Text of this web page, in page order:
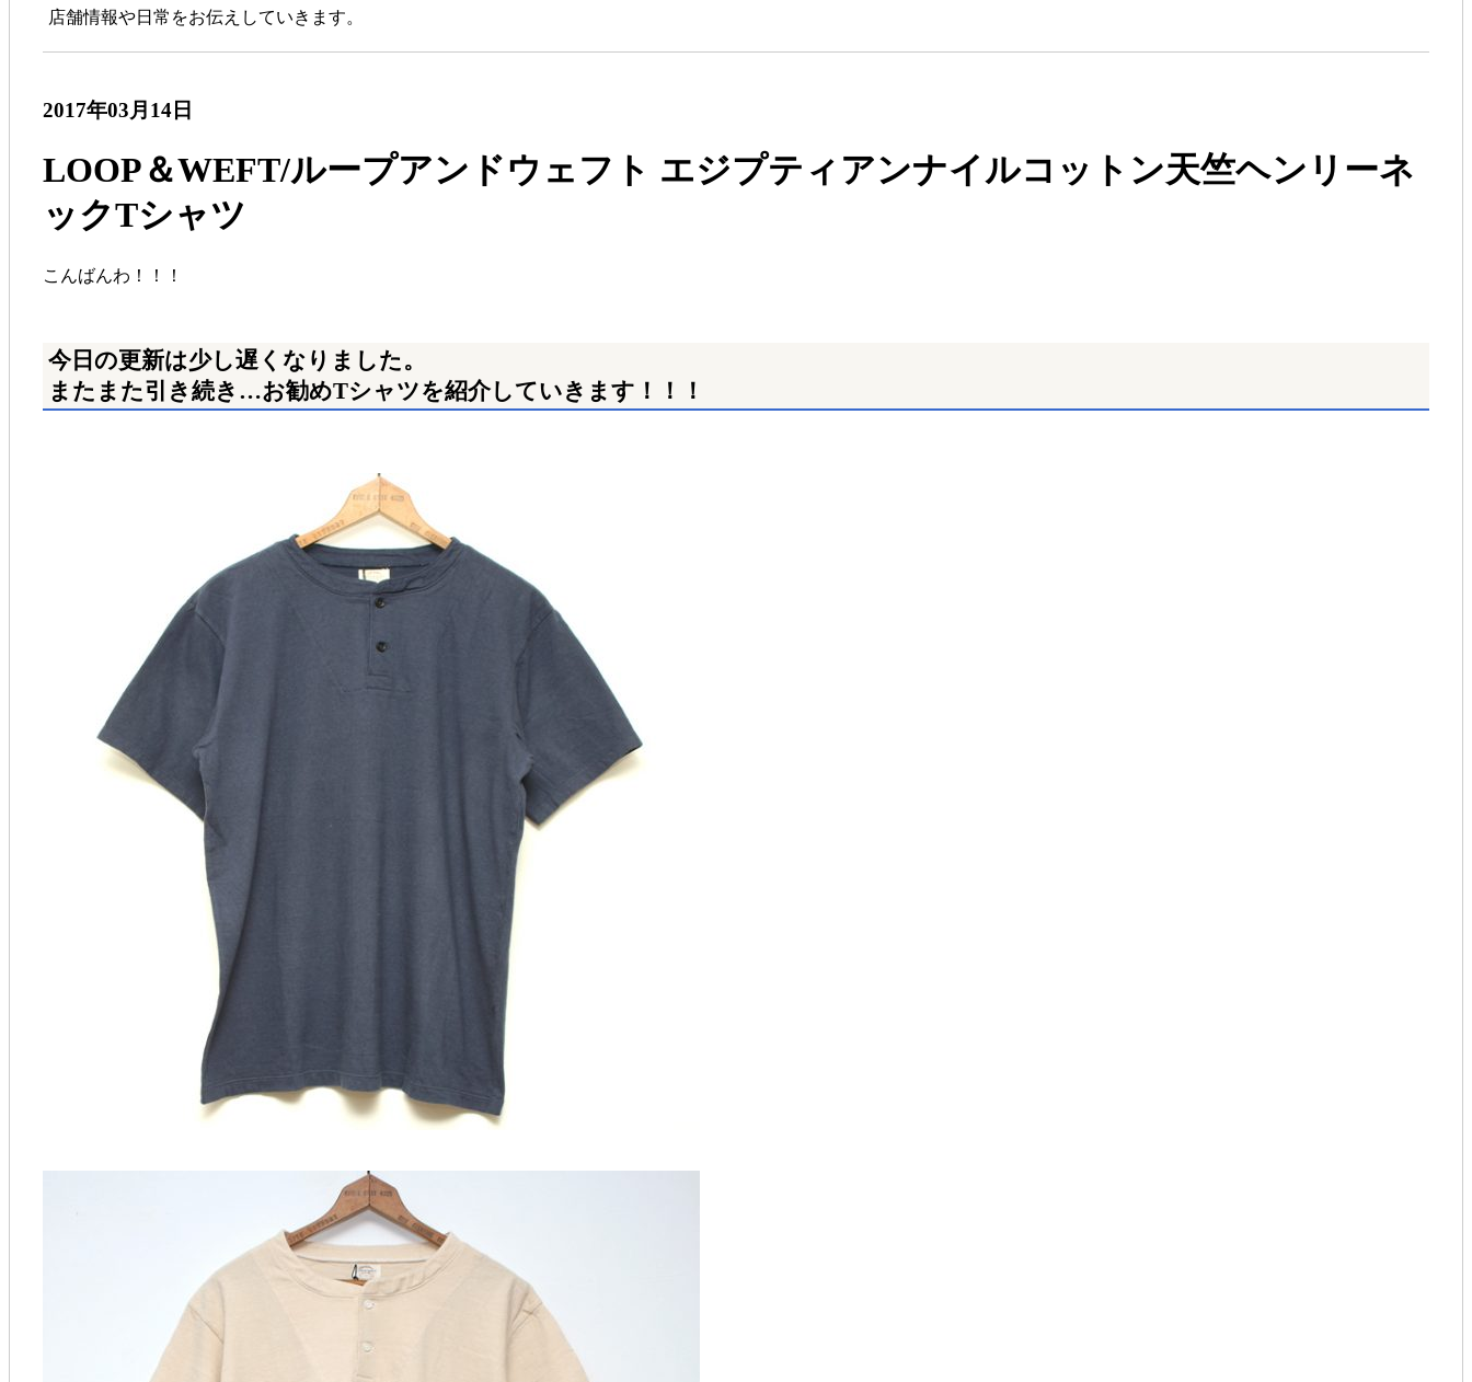
店舗情報や日常をお伝えしていきます。
2017年03月14日
LOOP＆WEFT/ループアンドウェフト エジプティアンナイルコットン天竺ヘンリーネ
ックTシャツ
こんばんわ！！！
今日の更新は少し遅くなりました。
またまた引き続き…お勧めTシャツを紹介していきます！！！